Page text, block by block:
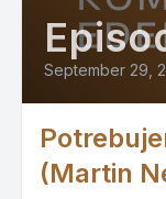
September 29,
(Martin